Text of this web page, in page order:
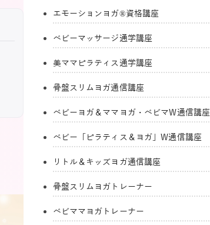
エモーションヨガ®資格講座
ベビーマッサージ通学講座
美ママピラティス通学講座
骨盤スリムヨガ通信講座
ベビーヨガ＆ママヨガ・ベビマW通信講座
ベビー「ピラティス＆ヨガ」W通信講座
リトル＆キッズヨガ通信講座
骨盤スリムヨガトレーナー
ベビママヨガトレーナー